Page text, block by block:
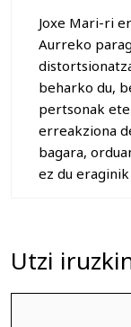
Joxe Mari-ri
Aurreko
beharko du,
pertsonak
erreakziona
bagara,
ez du
Utzi